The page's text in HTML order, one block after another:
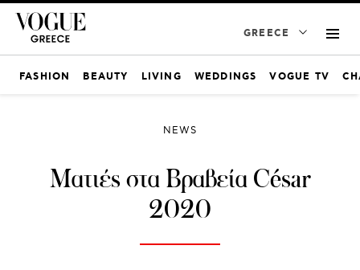
GREECE
FASHION BEAUTY LIVING WEDDINGS VOGUE TV
NEWS
Ματιές στα Βραβεία César
2020